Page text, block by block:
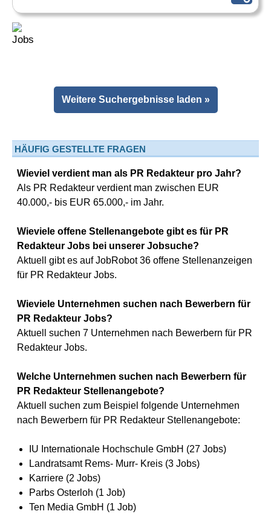
Weitere Suchergebnisse laden »
HÄUFIG GESTELLTE FRAGEN
Wieviel verdient man als PR Redakteur pro Jahr?
Als PR Redakteur verdient man zwischen EUR
40.000,- bis EUR 65.000,- im Jahr.
Wieviele offene Stellenangebote gibt es für PR
Redakteur Jobs bei unserer Jobsuche?
Aktuell gibt es auf JobRobot 36 offene Stellenanzeigen
für PR Redakteur Jobs.
Wieviele Unternehmen suchen nach Bewerbern für
PR Redakteur Jobs?
Aktuell suchen 7 Unternehmen nach Bewerbern für PR
Redakteur Jobs.
Welche Unternehmen suchen nach Bewerbern für
PR Redakteur Stellenangebote?
Aktuell suchen zum Beispiel folgende Unternehmen
nach Bewerbern für PR Redakteur Stellenangebote:
IU Internationale Hochschule GmbH (27 Jobs)
Landratsamt Rems- Murr- Kreis (3 Jobs)
Karriere (2 Jobs)
Parbs Osterloh (1 Job)
Ten Media GmbH (1 Job)